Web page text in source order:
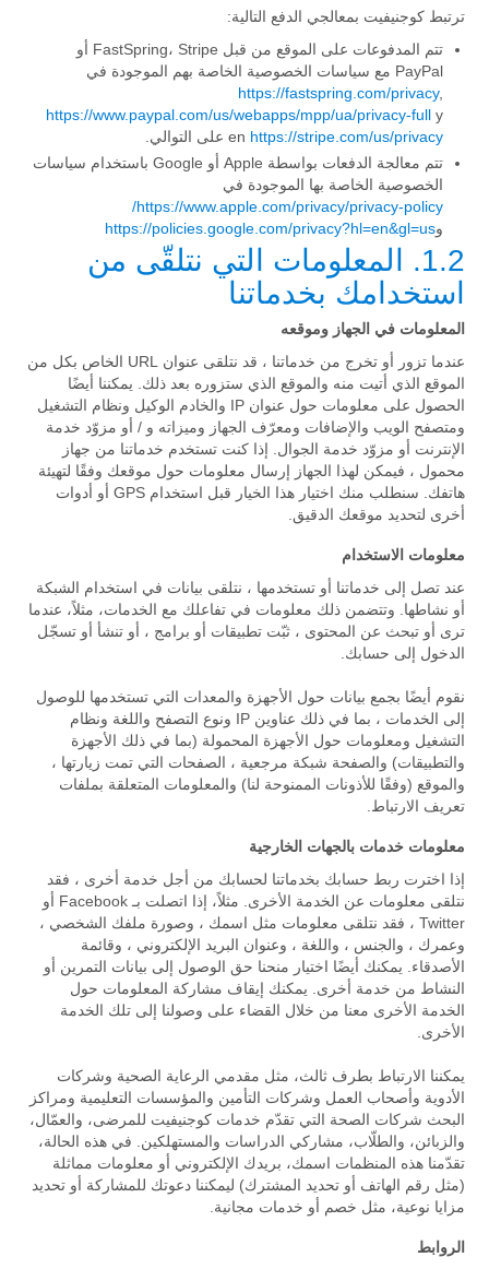
ترتبط كوجنيفيت بمعالجي الدفع التالية:
تتم المدفوعات على الموقع من قبل FastSpring، Stripe أو
PayPal مع سياسات الخصوصية الخاصة بهم الموجودة في
https://fastspring.com/privacy,
https://www.paypal.com/us/webapps/mpp/ua/privacy-fully
en https://stripe.com/us/privacy
على التوالي.
تتم معالجة الدفعات بواسطة Apple أو Google باستخدام سياسات
الخصوصية الخاصة بها الموجودة في
https://www.apple.com/privacy/privacy-policy/
وhttps://policies.google.com/privacy?hl=en&gl=us
1.2. المعلومات التي نتلقّى من
استخدامك بخدماتنا
المعلومات في الجهاز وموقعه
عندما تزور أو تخرج من خدماتنا ، قد نتلقى عنوان URL الخاص بكل من
الموقع الذي أتيت منه والموقع الذي ستزوره بعد ذلك. يمكننا أيضًا
الحصول على معلومات حول عنوان IP والخادم الوكيل ونظام التشغيل
ومتصفح الويب والإضافات ومعرّف الجهاز وميزاته و / أو مزوّد خدمة
الإنترنت أو مزوّد خدمة الجوال. إذا كنت تستخدم خدماتنا من جهاز
محمول ، فيمكن لهذا الجهاز إرسال معلومات حول موقعك وفقًا لتهيئة
هاتفك. سنطلب منك اختيار هذا الخيار قبل استخدام GPS أو أدوات
أخرى لتحديد موقعك الدقيق.
معلومات الاستخدام
عند تصل إلى خدماتنا أو تستخدمها ، نتلقى بيانات في استخدام الشبكة
أو نشاطها. وتتضمن ذلك معلومات في تفاعلك مع الخدمات، مثلاً، عندما
ترى أو تبحث عن المحتوى ، ثبّت تطبيقات أو برامج ، أو تنشأ أو تسجّل
الدخول إلى حسابك.
نقوم أيضًا بجمع بيانات حول الأجهزة والمعدات التي تستخدمها للوصول
إلى الخدمات ، بما في ذلك عناوين IP ونوع التصفح واللغة ونظام
التشغيل ومعلومات حول الأجهزة المحمولة (بما في ذلك الأجهزة
والتطبيقات) والصفحة شبكة مرجعية ، الصفحات التي تمت زيارتها ،
والموقع (وفقًا للأذونات الممنوحة لنا) والمعلومات المتعلقة بملفات
تعريف الارتباط.
معلومات خدمات بالجهات الخارجية
إذا اخترت ربط حسابك بخدماتنا لحسابك من أجل خدمة أخرى ، فقد
نتلقى معلومات عن الخدمة الأخرى. مثلاً، إذا اتصلت بـ Facebook أو
Twitter ، فقد نتلقى معلومات مثل اسمك ، وصورة ملفك الشخصي ،
وعمرك ، والجنس ، واللغة ، وعنوان البريد الإلكتروني ، وقائمة
الأصدقاء. يمكنك أيضًا اختيار منحنا حق الوصول إلى بيانات التمرين أو
النشاط من خدمة أخرى. يمكنك إيقاف مشاركة المعلومات حول
الخدمة الأخرى معنا من خلال القضاء على وصولنا إلى تلك الخدمة
الأخرى.
يمكننا الارتباط بطرف ثالث، مثل مقدمي الرعاية الصحية وشركات
الأدوية وأصحاب العمل وشركات التأمين والمؤسسات التعليمية ومراكز
البحث شركات الصحة التي تقدّم خدمات كوجنيفيت للمرضى، والعمّال،
والزبائن، والطلّاب، مشاركي الدراسات والمستهلكين. في هذه الحالة،
تقدّمنا هذه المنظمات اسمك، بريدك الإلكتروني أو معلومات مماثلة
(مثل رقم الهاتف أو تحديد المشترك) ليمكننا دعوتك للمشاركة أو تحديد
مزايا نوعية، مثل خصم أو خدمات مجانية.
الروابط